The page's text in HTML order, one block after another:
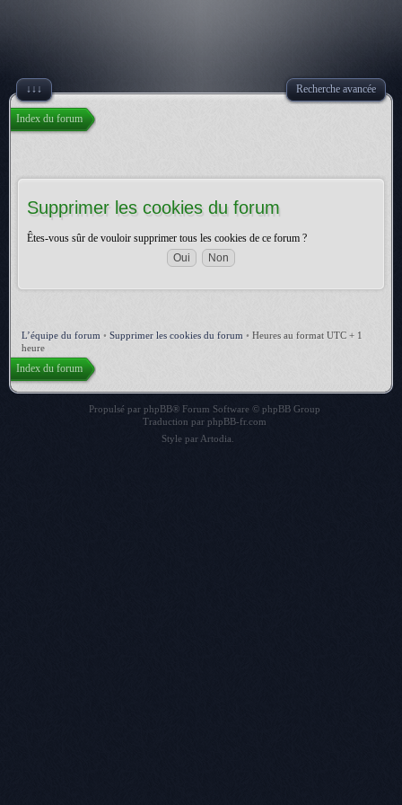
↓↓↓ Recherche avancée
Index du forum
Supprimer les cookies du forum
Êtes-vous sûr de vouloir supprimer tous les cookies de ce forum ?
L’équipe du forum • Supprimer les cookies du forum • Heures au format UTC + 1
heure
Index du forum
Propulsé par phpBB® Forum Software © phpBB Group
Traduction par phpBB-fr.com
Style par Artodia